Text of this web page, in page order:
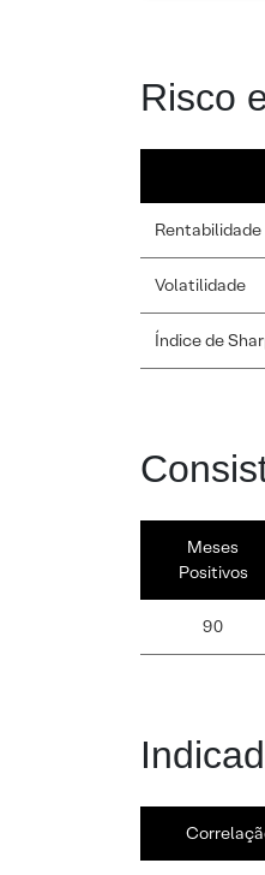
Risco
Rentabilidade
Volatilidade
Índice de
Meses
Positivos
90